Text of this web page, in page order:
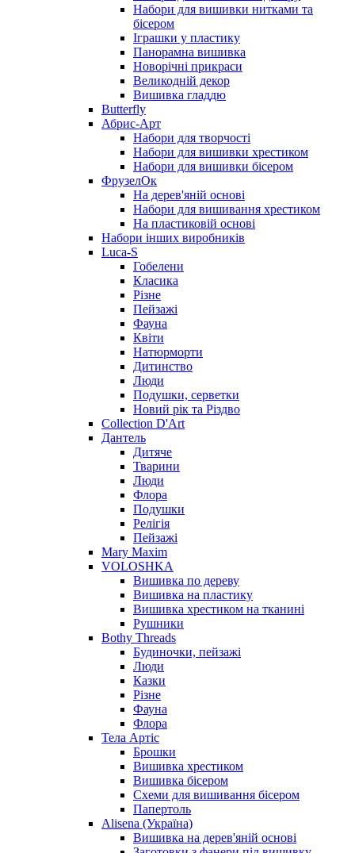
Набори для вишивки нитками та
бісером
Іграшки у пластику
Панорамна вишивка
Новорічні прикраси
Великодній декор
Вишивка гладдю
Butterfly
Абрис-Арт
Набори для творчості
Набори для вишивки хрестиком
Набори для вишивки бісером
ФрузелОк
На дерев'яній основі
Набори для вишивання хрестиком
На пластиковій основі
Набори інших виробників
Luca-S
Гобелени
Класика
Різне
Пейзажі
Фауна
Квіти
Натюрморти
Дитинство
Люди
Подушки, серветки
Новий рік та Різдво
Collection D'Art
Дантель
Дитяче
Тварини
Люди
Флора
Подушки
Релігія
Пейзажі
Mary Maxim
VOLOSHKA
Вишивка по дереву
Вишивка на пластику
Вишивка хрестиком на тканині
Рушники
Bothy Threads
Будиночки, пейзажі
Люди
Казки
Різне
Фауна
Флора
Тела Артіс
Брошки
Вишивка хрестиком
Вишивка бісером
Схеми для вишивання бісером
Папертоль
Alisena (Україна)
Вишивка на дерев'яній основі